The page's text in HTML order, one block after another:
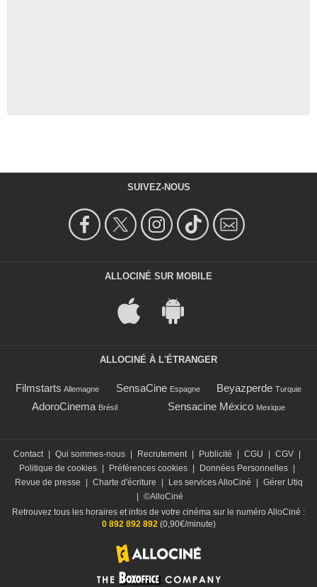
SUIVEZ-NOUS
ALLOCINÉ SUR MOBILE
ALLOCINÉ À L'ÉTRANGER
Filmstarts Allemagne SensaCine Espagne Beyazperde Turquie
AdoroCinema Brésil Sensacine México Mexique
Contact | Qui sommes-nous | Recrutement | Publicité | CGU | CGV |
Politique de cookies | Préférences cookies | Données Personnelles |
Revue de presse
| Charte d'écriture | Les services AlloCiné | Gérer Utiq
| ©AlloCiné
Retrouvez tous les horaires et infos de votre cinéma sur le numéro AlloCiné :
0 892 892 892 (0,90€/minute)